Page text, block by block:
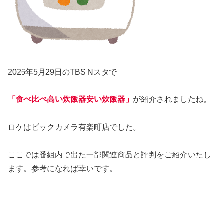
2026年5月29日のTBS Nスタで
「食べ比べ高い炊飯器安い炊飯器」 が紹介されましたね。
ロケはビックカメラ有楽町店でした。
ここでは番組内で出た一部関連商品と評判をご紹介いたし
ます。参考になれば幸いです。